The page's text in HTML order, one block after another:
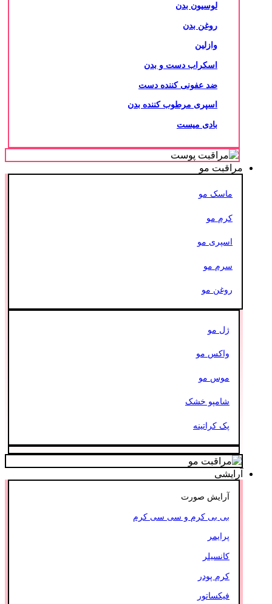
لوسیون بدن
روغن بدن
وازلین
اسکراب دست و بدن
ضد عفونی کننده دست
اسپری مرطوب کننده بدن
بادی میست
مراقبت مو
ماسک مو
کرم مو
اسپری مو
سرم مو
روغن مو
ژل مو
واکس مو
موس مو
شامپو خشک
پک کراتینه
آرایشی
آرایش صورت
بی بی کرم و سی سی کرم
پرایمر
کانسیلر
کرم پودر
فیکساتور